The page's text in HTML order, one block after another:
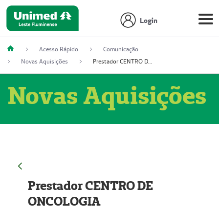
Login
Acesso Rápido
Comunicação
Novas Aquisições
Prestador CENTRO DE ONCOLOGIA
Novas Aquisições
Prestador CENTRO DE
ONCOLOGIA